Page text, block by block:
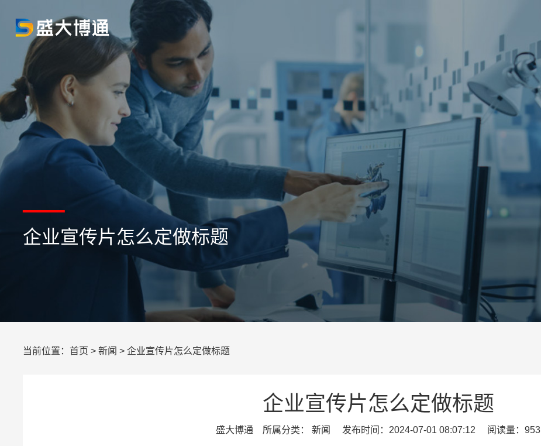
企业宣传片怎么定做标题
当前位置： 首页 > 新闻 > 企业宣传片怎么定做标题
企业宣传片怎么定做标题
盛大博通 所属分类： 新闻 发布时间：2024-07-01 08:07:12 阅读量：953